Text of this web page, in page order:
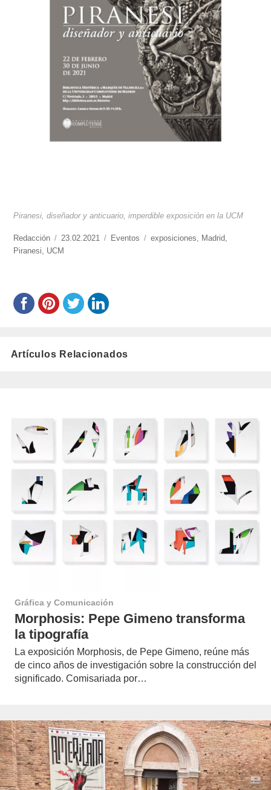
Piranesi, diseñador y anticuario, imperdible exposición en la UCM
https://www.experimenta.es/author/redaccion/
Redacción
Publicado
el
23.02.2021 Categorías
Eventos Etiquetas
exposiciones, Madrid,
Piranesi, UCM
Artículos Relacionados
Gráfica y Comunicación
Morphosis: Pepe Gimeno transforma
la tipografía
La exposición Morphosis, de Pepe Gimeno, reúne más
de cinco años de investigación sobre la construcción del
significado. Comisariada por…